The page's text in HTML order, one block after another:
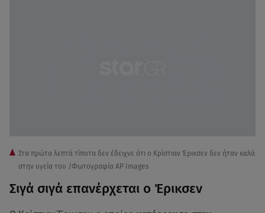
Στα πρώτα λεπτά τίποτα δεν έδειχνε ότι ο Κρίστιαν Έρικσεν δεν ήταν καλά
στην υγεία του /Φωτογραφία AP Images
Σιγά σιγά επανέρχεται ο Έρικσεν